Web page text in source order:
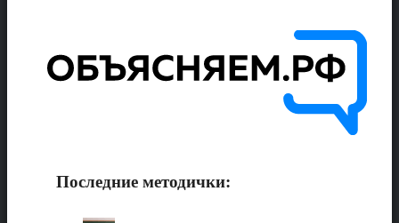
Последние методички: